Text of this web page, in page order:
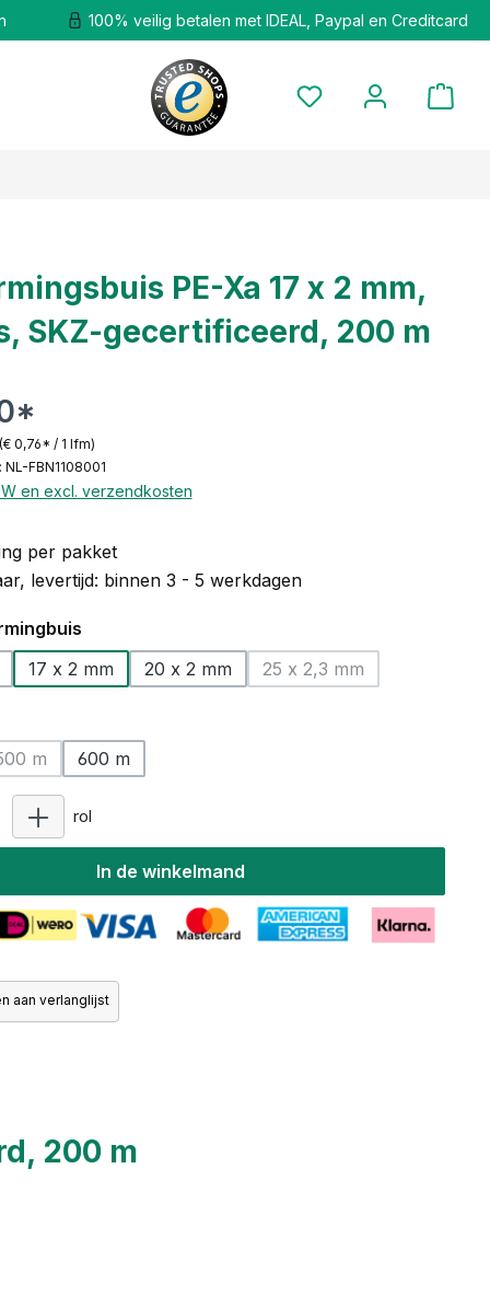
100% veilig betalen met IDEAL, Paypal en Creditcard
PE-Xa 17 x 2 mm,
SKZ-gecertificeerd, 200 m
0,76* / 1 lfm)
FBN1108001
en excl. verzendkosten
per pakket
levertijd: binnen 3 - 5 werkdagen
17 x 2 mm
20 x 2 mm 25 x 2,3 mm
(Deze optie is
m
(Deze optie is momenteel niet beschikbaar.)
600 m
rol
In de winkelmand
aan verlanglijst
200 m